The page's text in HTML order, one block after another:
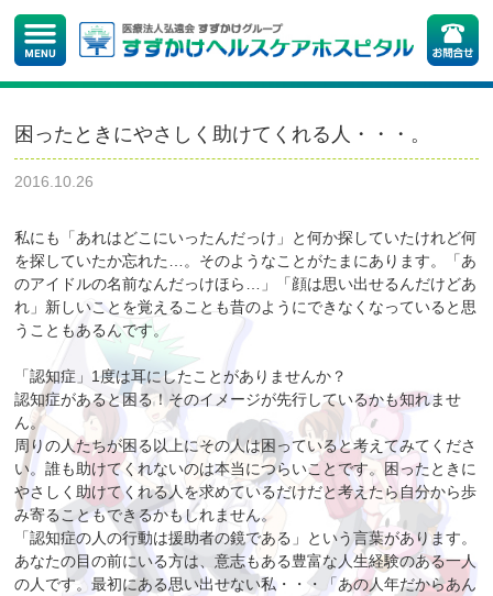
困ったときにやさしく助けてくれる人・・・。
2016.10.26
私にも「あれはどこにいったんだっけ」と何か探していたけれど何
を探していたか忘れた…。そのようなことがたまにあります。「あ
のアイドルの名前なんだっけほら…」「顔は思い出せるんだけどあ
れ」新しいことを覚えることも昔のようにできなくなっていると思
うこともあるんです。
「認知症」1度は耳にしたことがありませんか？
認知症があると困る！そのイメージが先行しているかも知れませ
ん。
周りの人たちが困る以上にその人は困っていると考えてみてくださ
い。誰も助けてくれないのは本当につらいことです。困ったときに
やさしく助けてくれる人を求めているだけだと考えたら自分から歩
み寄ることもできるかもしれません。
「認知症の人の行動は援助者の鏡である」という言葉があります。
あなたの目の前にいる方は、意志もある豊富な人生経験のある一人
の人です。最初にある思い出せない私・・・「あの人年だからあん